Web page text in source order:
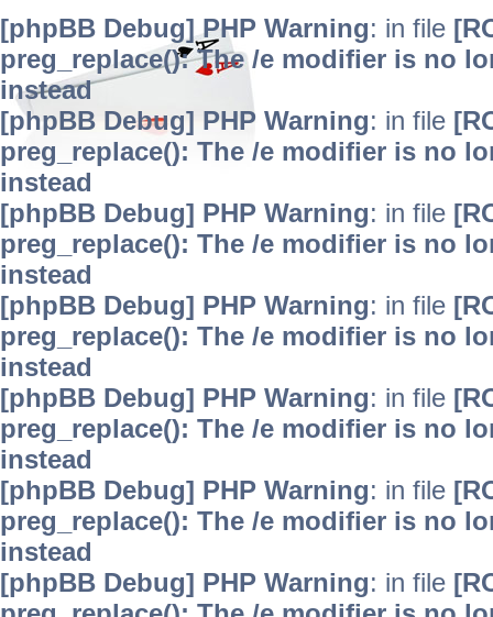
[phpBB Debug] PHP Warning: in file
preg_replace(): The /e modifier is no
instead
[phpBB Debug] PHP Warning: in file
preg_replace(): The /e modifier is no
instead
[phpBB Debug] PHP Warning: in file
preg_replace(): The /e modifier is no
instead
[phpBB Debug] PHP Warning: in file
preg_replace(): The /e modifier is no
instead
[phpBB Debug] PHP Warning: in file
preg_replace(): The /e modifier is no
instead
[phpBB Debug] PHP Warning: in file
preg_replace(): The /e modifier is no
instead
[phpBB Debug] PHP Warning: in file